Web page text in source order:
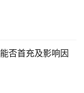
否首充及影响因